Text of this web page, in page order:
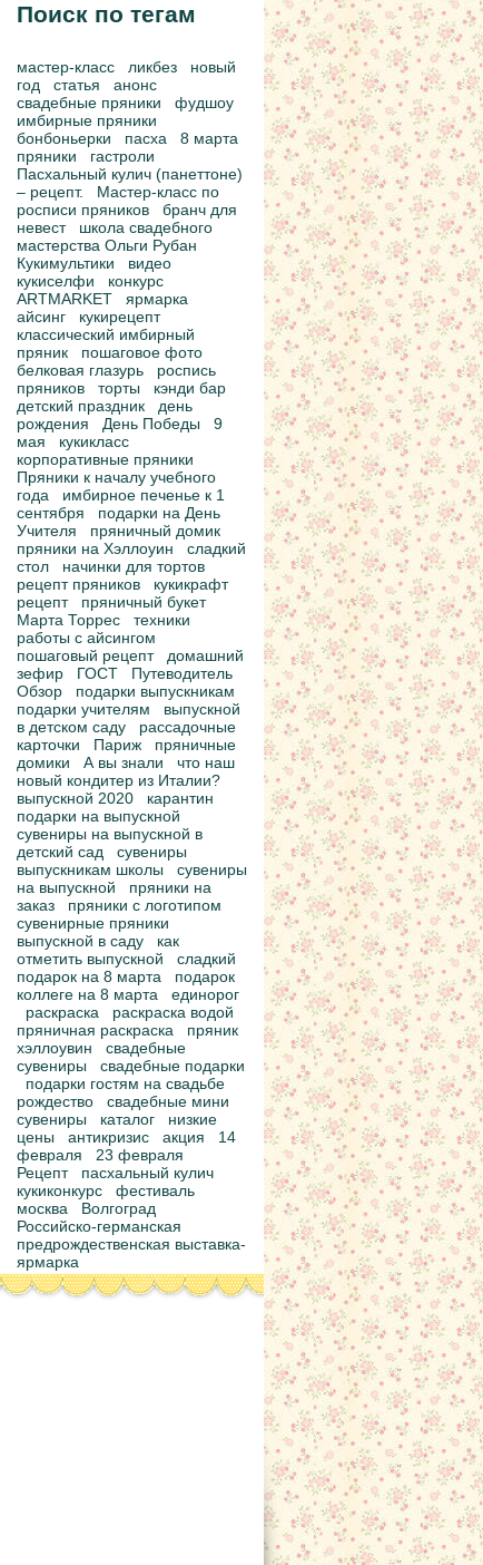
Поиск по тегам
мастер-класс ликбез
новый
год
статья
анонс
свадебные пряники
фудшоу
имбирные пряники
бонбоньерки
пасха
8 марта
пряники
гастроли
Пасхальный кулич (панеттоне)
– рецепт.
Мастер-класс по
росписи пряников
бранч для
невест
школа свадебного
мастерства Ольги Рубан
Кукимультики
видео
кукиселфи
конкурс
ARTMARKET
ярмарка
айсинг
кукирецепт
классический имбирный
пряник
пошаговое фото
белковая глазурь
роспись
пряников
торты
кэнди бар
детский праздник
день
рождения
День Победы
9
мая
кукикласс
корпоративные пряники
Пряники к началу учебного
года
имбирное печенье к 1
сентября
подарки на День
Учителя
пряничный домик
пряники на Хэллоуин
сладкий
стол
начинки для тортов
рецепт пряников
кукикрафт
рецепт
пряничный букет
Марта Торрес
техники
работы с айсингом
пошаговый рецепт
домашний
зефир
ГОСТ
Путеводитель
Обзор
подарки выпускникам
подарки учителям
выпускной
в детском саду
рассадочные
карточки
Париж
пряничные
домики
А вы знали
что наш
новый кондитер из Италии?
выпускной 2020
карантин
подарки на выпускной
сувениры на выпускной в
детский сад
сувениры
выпускникам школы
сувениры
на выпускной
пряники на
заказ
пряники с логотипом
сувенирные пряники
выпускной в саду
как
отметить выпускной
сладкий
подарок на 8 марта
подарок
коллеге на 8 марта
единорог
раскраска
раскраска водой
пряничная раскраска
пряник
хэллоувин
свадебные
сувениры
свадебные подарки
подарки гостям на свадьбе
рождество
свадебные мини
сувениры
каталог
низкие
цены
антикризис акция
14
февраля
23 февраля
Рецепт
пасхальный кулич
кукиконкурс
фестиваль
москва
Волгоград
Российско-германская
предрождественская выставка-
ярмарка